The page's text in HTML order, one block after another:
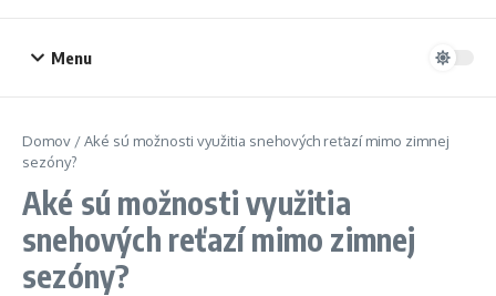
Menu
Domov /Aké sú možnosti využitia snehových reťazí mimo zimnej
sezóny?
Aké sú možnosti využitia
snehových reťazí mimo zimnej
sezóny?